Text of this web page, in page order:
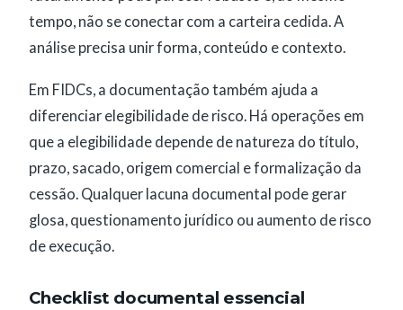
tempo, não se conectar com a carteira cedida. A
análise precisa unir forma, conteúdo e contexto.
Em FIDCs, a documentação também ajuda a
diferenciar elegibilidade de risco. Há operações em
que a elegibilidade depende de natureza do título,
prazo, sacado, origem comercial e formalização da
cessão. Qualquer lacuna documental pode gerar
glosa, questionamento jurídico ou aumento de risco
de execução.
Checklist documental essencial